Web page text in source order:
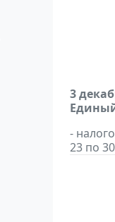
3
-
23 по